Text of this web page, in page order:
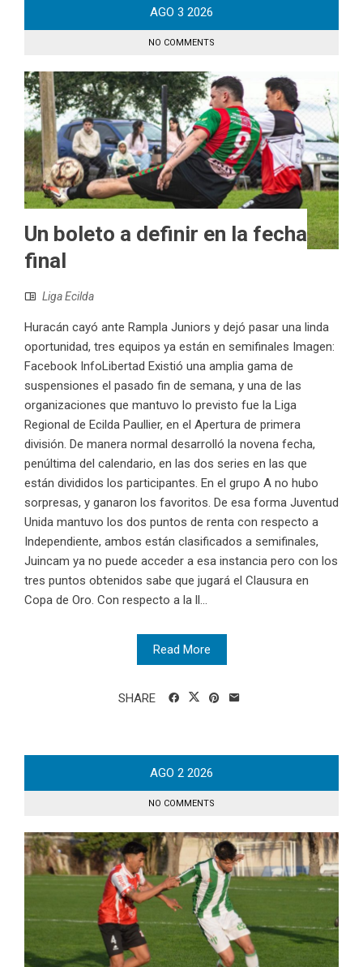
AGO 3 2026
NO COMMENTS
Un boleto a definir en la fecha
final
Liga Ecilda
Huracán cayó ante Rampla Juniors y dejó pasar una linda
oportunidad, tres equipos ya están en semifinales Imagen:
Facebook InfoLibertad Existió una amplia gama de
suspensiones el pasado fin de semana, y una de las
organizaciones que mantuvo lo previsto fue la Liga
Regional de Ecilda Paullier, en el Apertura de primera
división. De manera normal desarrolló la novena fecha,
penúltima del calendario, en las dos series en las que
están divididos los participantes. En el grupo A no hubo
sorpresas, y ganaron los favoritos. De esa forma Juventud
Unida mantuvo los dos puntos de renta con respecto a
Independiente, ambos están clasificados a semifinales,
Juincam ya no puede acceder a esa instancia pero con los
tres puntos obtenidos sabe que jugará el Clausura en
Copa de Oro. Con respecto a la ll...
Read More
SHARE
AGO 2 2026
NO COMMENTS